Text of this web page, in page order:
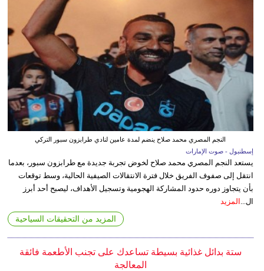
النجم المصري محمد صلاح ينضم لمدة عامين لنادي طرابزون سبور التركي
إسطنبول - صوت الإمارات
يستعد النجم المصري محمد صلاح لخوض تجربة جديدة مع طرابزون سبور، بعدما
انتقل إلى صفوف الفريق خلال فترة الانتقالات الصيفية الحالية، وسط توقعات
بأن يتجاوز دوره حدود المشاركة الهجومية وتسجيل الأهداف، ليصبح أحد أبرز
ال... المزيد
المزيد من التحقيقات السياحية
ستة بدائل غذائية بسيطة تساعدك على تجنب الأطعمة فائقة
المعالجة